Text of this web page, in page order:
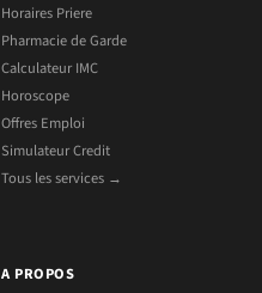
Horaires Priere
Pharmacie de Garde
Calculateur IMC
Horoscope
Offres Emploi
Simulateur Credit
Tous les services →
A PROPOS